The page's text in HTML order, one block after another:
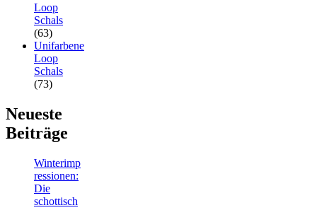
Loop
Schals
(63)
Unifarbene
Loop
Schals
(73)
Neueste
Beiträge
Winterimp
ressionen:
Die
schottisch